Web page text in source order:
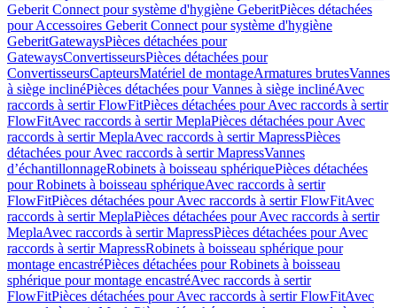
Geberit Connect pour système d'hygiène GeberitPièces détachées
pour Accessoires Geberit Connect pour système d'hygiène
GeberitGatewaysPièces détachées pour
GatewaysConvertisseursPièces détachées pour
ConvertisseursCapteursMatériel de montageArmatures brutesVannes
à siège inclinéPièces détachées pour Vannes à siège inclinéAvec
raccords à sertir FlowFitPièces détachées pour Avec raccords à sertir
FlowFitAvec raccords à sertir MeplaPièces détachées pour Avec
raccords à sertir MeplaAvec raccords à sertir MapressPièces
détachées pour Avec raccords à sertir MapressVannes
d’échantillonnageRobinets à boisseau sphériquePièces détachées
pour Robinets à boisseau sphériqueAvec raccords à sertir
FlowFitPièces détachées pour Avec raccords à sertir FlowFitAvec
raccords à sertir MeplaPièces détachées pour Avec raccords à sertir
MeplaAvec raccords à sertir MapressPièces détachées pour Avec
raccords à sertir MapressRobinets à boisseau sphérique pour
montage encastréPièces détachées pour Robinets à boisseau
sphérique pour montage encastréAvec raccords à sertir
FlowFitPièces détachées pour Avec raccords à sertir FlowFitAvec